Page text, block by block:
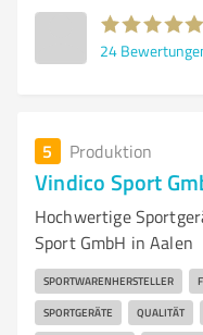
24
5 Produktion
Vindico Sport
Hochwertige
Sport GmbH in Aalen
SPORTWARENHERSTELLER
SPORTGERÄTE QUALITÄT